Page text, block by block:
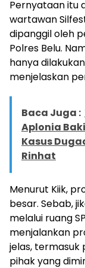
Pernyataan itu
wartawan
dipanggil oleh
Polres Belu.
hanya
menjelaskan
Baca Juga :
Aplonia
Kasus
Rinhat
Menurut Kiik,
besar. Sebab,
melalui ruang
menjalankan
jelas,
pihak yang